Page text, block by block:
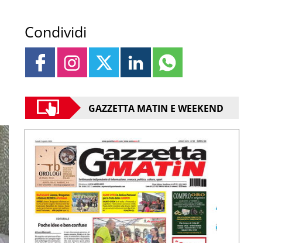
Condividi
GAZZETTA MATIN E WEEKEND